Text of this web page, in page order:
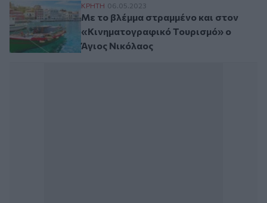
Με το βλέμμα στραμμένο και στον
ΚΡΗΤΗ 06.05.2023
Με το βλέμμα στραμμένο και στον
«Κινηματογραφικό Τουρισμό» ο
Άγιος Νικόλαος